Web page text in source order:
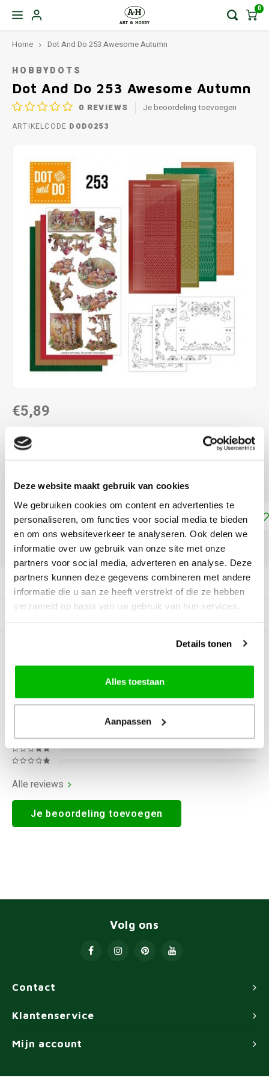
Deze website maakt gebruik van cookies
We gebruiken cookies om content en advertenties te
personaliseren, om functies voor social media te bieden
en om ons websiteverkeer te analyseren. Ook delen we
informatie over uw gebruik van onze site met onze
partners voor social media, adverteren en analyse. Deze
partners kunnen deze gegevens combineren met andere
informatie die u aan ze heeft verstrekt of die ze hebben
verzameld op basis van uw gebruik van hun services.
Details tonen
Alles toestaan
Aanpassen
0
Home Dot And Do 253 Awesome Autumn
HOBBYDOTS
Dot And Do 253 Awesome Autumn
0 REVIEWS Je beoordeling toevoegen
ARTIKELCODE DODO253
€5,89
DIRECT LEVERBAAR
jonge dierenLees meer
Toevoegen aan winkelwagen
DELEN:
Productomschrijving
BEOORDELINGEN
Alle reviews
Je beoordeling toevoegen
Contact
Volg ons
Klantenservice
Mijn account